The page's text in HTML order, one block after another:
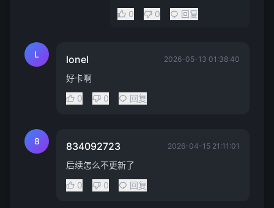
0
0 回复
L lonel 2026-05-13 01:38:40
好卡啊
0
0 回复
8 834092723 2026-04-15 21:11:01
后续怎么不更新了
0
0 回复